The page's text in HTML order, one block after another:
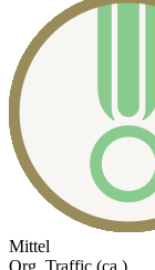
Mittel
Org. Traffic (ca.)